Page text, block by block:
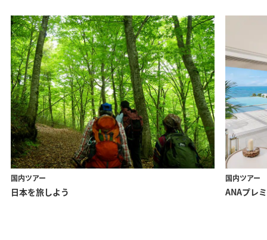
国内ツアー
日本を旅しよう
国内ツアー
ANAプレ